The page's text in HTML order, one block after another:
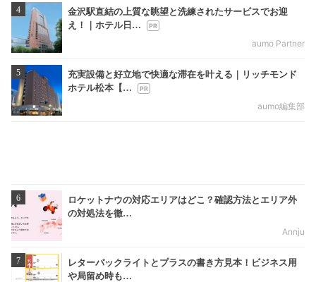
4
金沢駅直結の上質な眺望と洗練されたサービスでお迎
え！｜ホテル日…
aumo Partner
5
充実設備と好立地で快適な滞在を叶える｜リッチモンド
ホテル松本【…
aumo編集部
6
ロケットナウの対応エリアはどこ？確認方法とエリア外
の対処法を徹…
Annju
7
レターパックライトとプラスの書き方見本！ビジネス用
や局留め時も…